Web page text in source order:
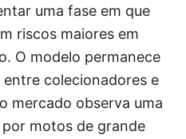
uma fase em que
riscos maiores em
O modelo permanece
colecionadores e
mercado observa uma
motos de grande